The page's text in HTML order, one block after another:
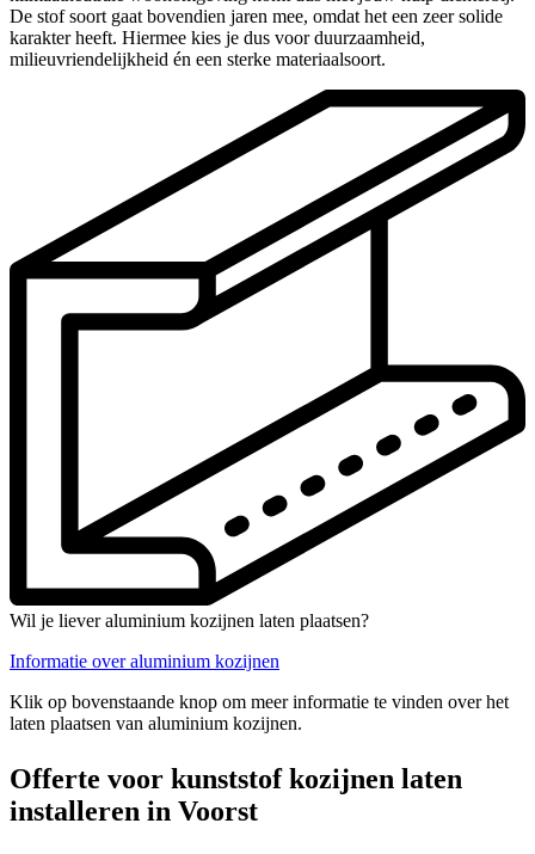
De stof soort gaat bovendien jaren mee, omdat het een zeer solide
karakter heeft. Hiermee kies je dus voor duurzaamheid,
milieuvriendelijkheid én een sterke materiaalsoort.
Wil je liever aluminium kozijnen laten plaatsen?
Informatie over aluminium kozijnen
Klik op bovenstaande knop om meer informatie te vinden over het
laten plaatsen van aluminium kozijnen.
Offerte voor kunststof kozijnen laten
installeren in Voorst